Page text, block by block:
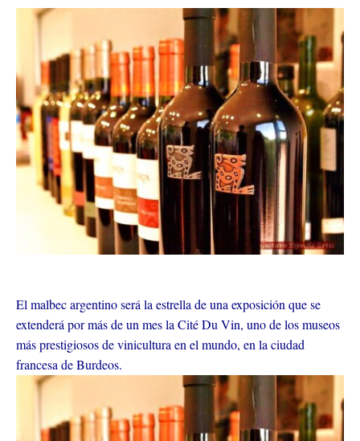
El malbec argentino será la estrella de una exposición que se
extenderá por más de un mes la Cité Du Vin, uno de los museos
más prestigiosos de vinicultura en el mundo, en la ciudad
francesa de Burdeos.